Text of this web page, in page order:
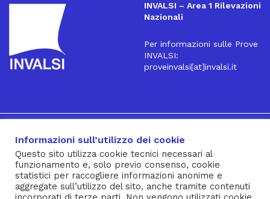
INVALSI – Area 1 Rilevazioni
Nazionali
Per informazioni sulle Prove
INVALSI:
proveinvalsi[at]invalsi.it
Iscriviti alla Newsletter
® INVALSI – Via Ippolito Nievo, 35 – 00153 ROMA – tel. 06
941851 – fax 06 94185215 – c.f. 92000450582
Informazioni sull’utilizzo dei cookie
Questo sito utilizza cookie tecnici necessari al
funzionamento e, solo previo consenso, cookie
statistici per raccogliere informazioni anonime e
aggregate sull’utilizzo del sito, anche tramite contenuti